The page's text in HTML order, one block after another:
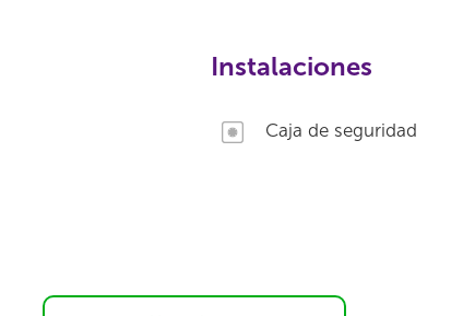
Instalaciones
Caja de seguridad